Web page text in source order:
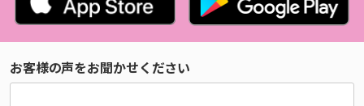
お客様の声をお聞かせください